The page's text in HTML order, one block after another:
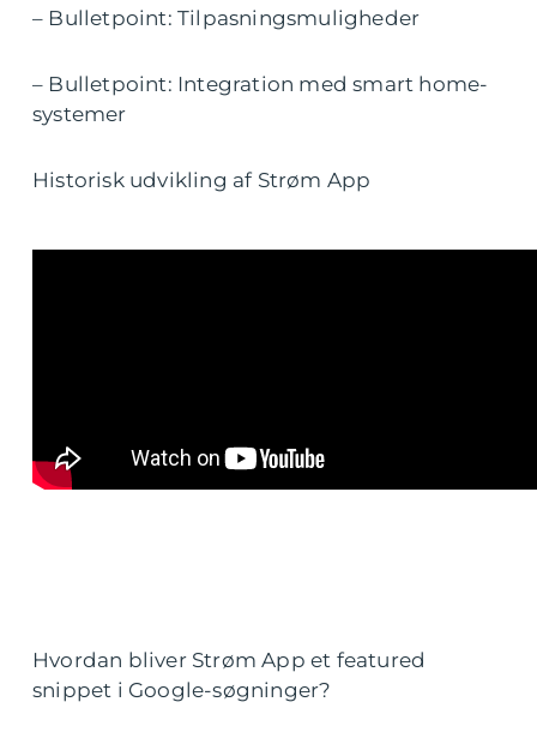
– Bulletpoint: Tilpasningsmuligheder
– Bulletpoint: Integration med smart home-
systemer
Historisk udvikling af Strøm App
Hvordan bliver Strøm App et featured
snippet i Google-søgninger?